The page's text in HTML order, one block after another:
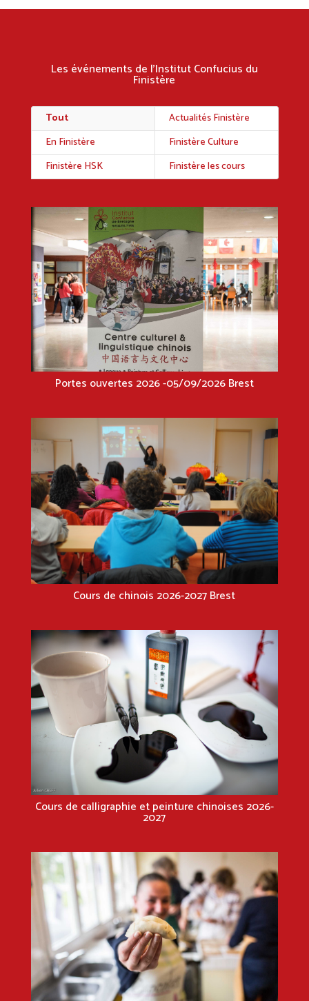
Les événements de l’Institut Confucius du
Finistère
Tout
Actualités Finistère
En Finistère
Finistère Culture
Finistère HSK
Finistère les cours
Portes ouvertes 2026 -05/09/2026 Brest
Cours de chinois 2026-2027 Brest
Cours de calligraphie et peinture chinoises 2026-
2027